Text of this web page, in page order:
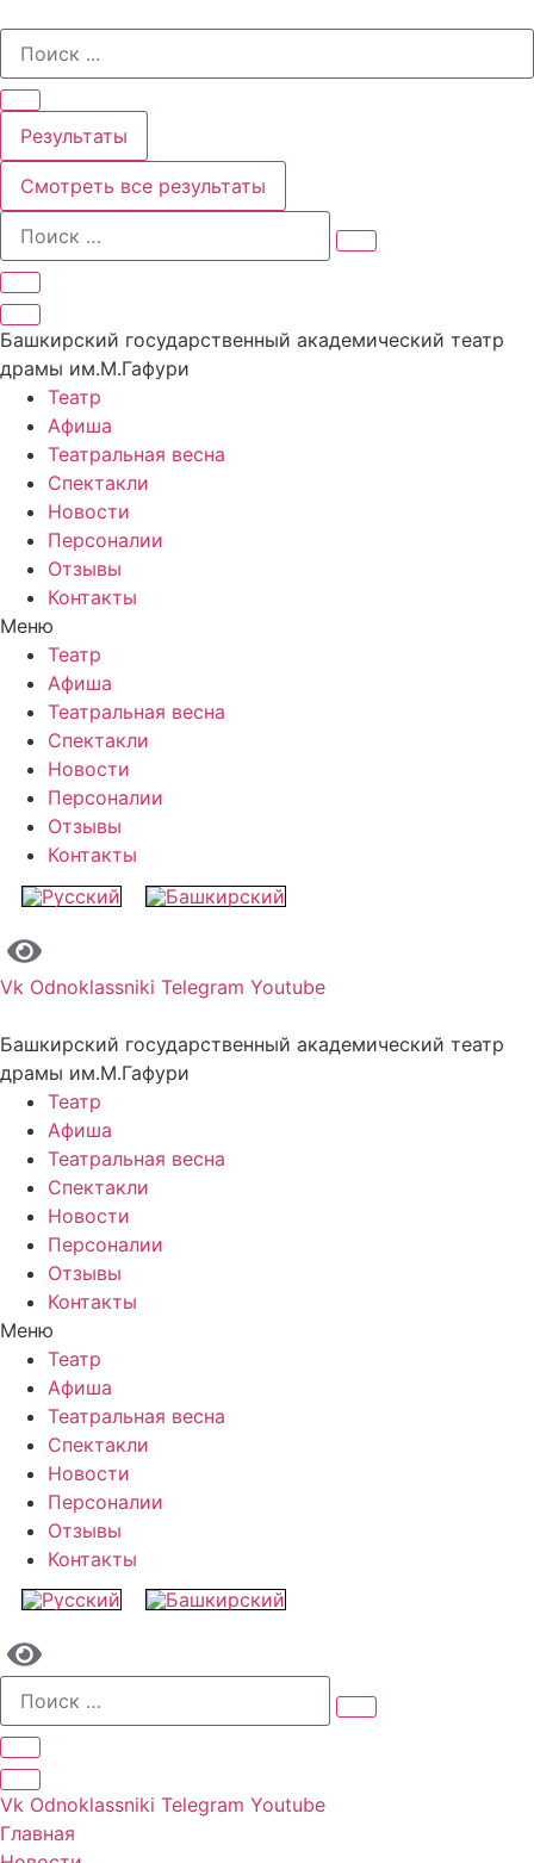
содержимому
Search
Результаты
Смотреть все результаты
Башкирский государственный академический театр
драмы им.М.Гафури
Театр
Афиша
Театральная весна
Спектакли
Новости
Персоналии
Отзывы
Контакты
Меню
Театр
Афиша
Театральная весна
Спектакли
Новости
Персоналии
Отзывы
Контакты
Vk Odnoklassniki Telegram Youtube
Башкирский государственный академический театр
драмы им.М.Гафури
Театр
Афиша
Театральная весна
Спектакли
Новости
Персоналии
Отзывы
Контакты
Меню
Театр
Афиша
Театральная весна
Спектакли
Новости
Персоналии
Отзывы
Контакты
Vk Odnoklassniki Telegram Youtube
Главная